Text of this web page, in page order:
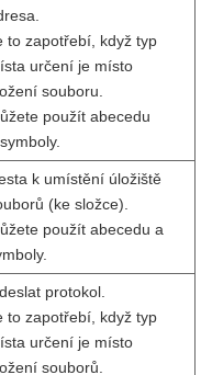
to zapotřebí, když typ
určení je místo
souboru.
použít abecedu
k umístění úložiště
(ke složce).
použít abecedu a
protokol.
to zapotřebí, když typ
určení je místo
souborů.